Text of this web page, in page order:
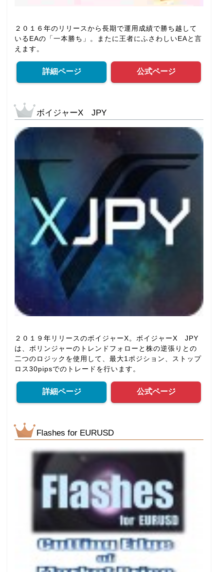
２０１６年のリリースから長期で運用成績で勝ち越して
いるEAの「一本勝ち」。またに王者にふさわしいEAと言
えます。
詳細ページ 公式ページ
ボイジャーX JPY
２０１９年リリースのボイジャーX。ボイジャーX JPY
は、ボリンジャーのトレンドフォローと株の逆張りとの
二つのロジックを使用して、最大1ポジション、ストップ
ロス30pipsでのトレードを行います。
詳細ページ 公式ページ
Flashes for EURUSD